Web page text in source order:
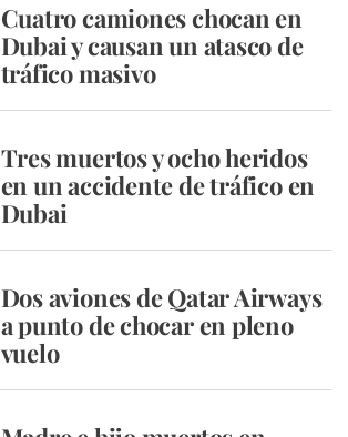
Cuatro camiones chocan en
Dubai y causan un atasco de
tráfico masivo
Tres muertos y ocho heridos
en un accidente de tráfico en
Dubai
Dos aviones de Qatar Airways
a punto de chocar en pleno
vuelo